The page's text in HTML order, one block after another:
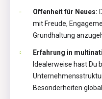
Offenheit für Neues:
mit Freude,
Grundhaltung
Erfahrung in
Idealerweise hast Du
Besonderheiten